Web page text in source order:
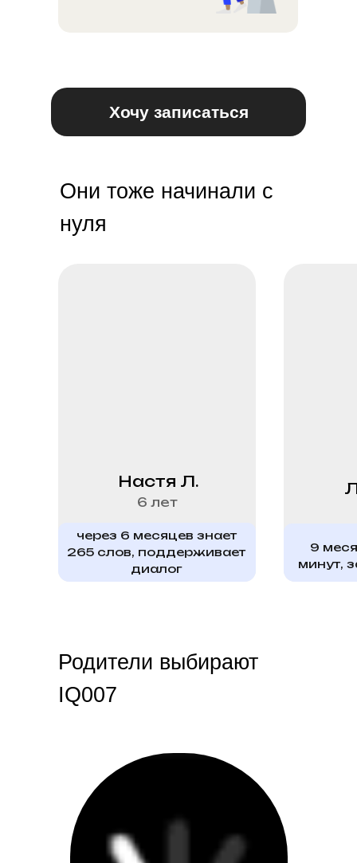
Хочу записаться
Они тоже начинали с
нуля
Настя Л.
6 лет
через 6 месяцев знает
265 слов, поддерживает
диалог
9
минут,
Родители выбирают
IQ007